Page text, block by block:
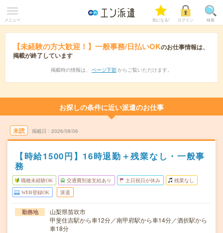
メニュー 気になる! ログイン 検索
【未経験の方大歓迎！】一般事務/日払いOKのお仕事情報は、
掲載が終了しています
掲載時の情報は、 ページ下部 からご覧いただけます。
お探しの条件に近い派遣のお仕事
未読 掲載日 2026/08/06
【時給1500円】16時退勤＋残業なし・一般事
務
職種未経験OK 交通費別途支給あり 土日祝日が休み 残業なし
WEB登録OK 派遣
勤務地
山梨県笛吹市
甲斐住吉駅から車12分／南甲府駅から車14分／酒折駅から
車18分